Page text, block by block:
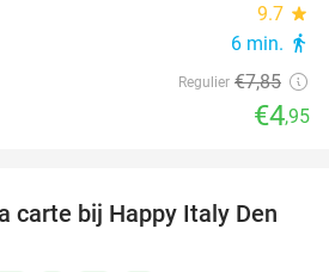
9.7 star
6 min. directions_walk
Regulier €7,85
€4,95
35%
carte bij Happy Italy Den